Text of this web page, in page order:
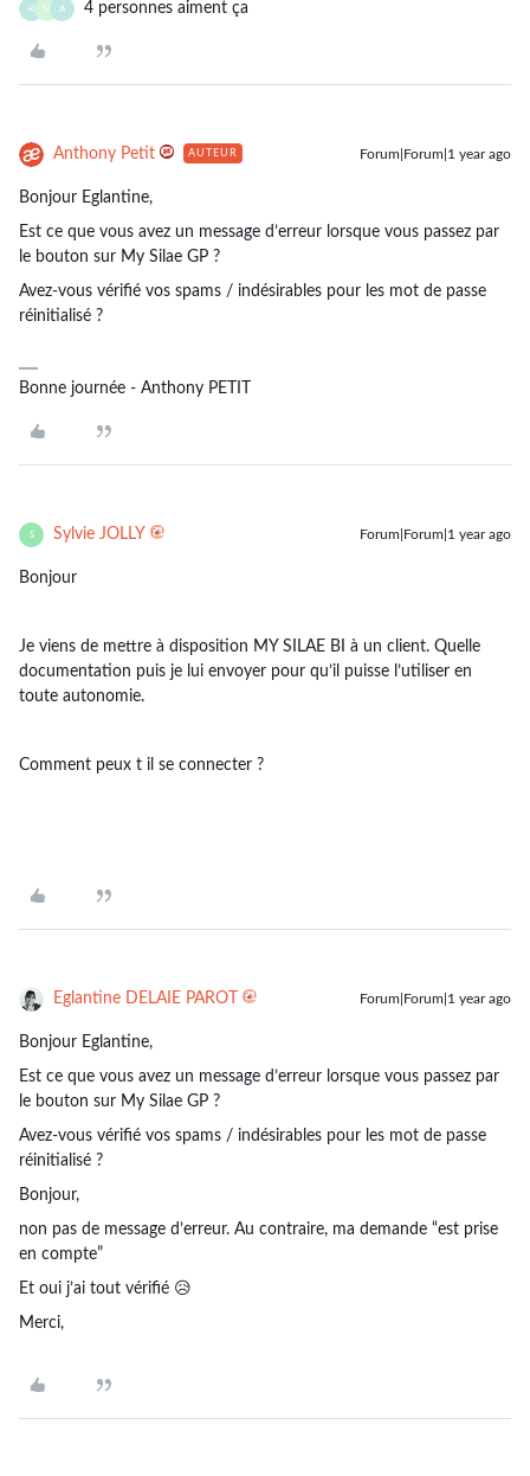
K M A 4 personnes aiment ça
Anthony Petit AUTEUR Forum|Forum|1 year ago
Bonjour Eglantine,
Est ce que vous avez un message d’erreur lorsque vous passez par
le bouton sur My Silae GP ?
Avez-vous vérifié vos spams / indésirables pour les mot de passe
réinitialisé ?
Bonne journée - Anthony PETIT
S Sylvie JOLLY Forum|Forum|1 year ago
Bonjour
Je viens de mettre à disposition MY SILAE BI à un client. Quelle
documentation puis je lui envoyer pour qu’il puisse l’utiliser en
toute autonomie.
Comment peux t il se connecter ?
Eglantine DELAIE PAROT Forum|Forum|1 year ago
Bonjour Eglantine,
Est ce que vous avez un message d’erreur lorsque vous passez par
le bouton sur My Silae GP ?
Avez-vous vérifié vos spams / indésirables pour les mot de passe
réinitialisé ?
Bonjour,
non pas de message d’erreur. Au contraire, ma demande “est prise
en compte”
Et oui j’ai tout vérifié 😥
Merci,